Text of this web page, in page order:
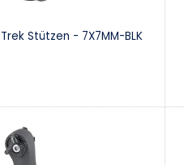
Stützen - 7X7MM-BLK